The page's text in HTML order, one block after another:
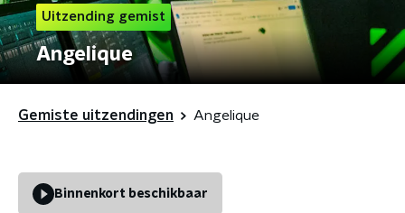
Uitzending gemist
Angelique
Gemiste uitzendingen Angelique
Binnenkort beschikbaar